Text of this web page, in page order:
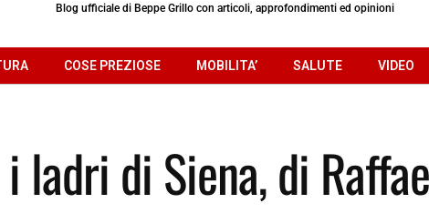
Blog ufficiale di Beppe Grillo con articoli, approfondimenti ed opinioni
COSE PREZIOSE MOBILITA’ SALUTE VIDEO
ladri di Siena, di